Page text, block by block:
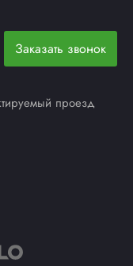
Заказать звонок
проезд